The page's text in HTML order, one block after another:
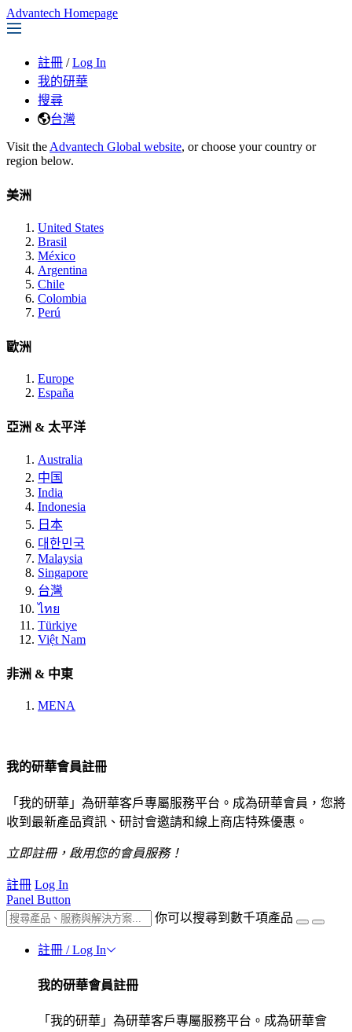
Advantech Homepage
註冊 / Log In
我的研華
搜尋
台灣
Visit the Advantech Global website, or choose your country or
region below.
美洲
United States
Brasil
México
Argentina
Chile
Colombia
Perú
歐洲
Europe
España
亞洲 & 太平洋
Australia
中国
India
Indonesia
日本
대한민국
Malaysia
Singapore
台灣
ไทย
Türkiye
Việt Nam
非洲 & 中東
MENA
我的研華會員註冊
「我的研華」為研華客戶專屬服務平台。成為研華會員，您將
收到最新產品資訊、研討會邀請和線上商店特殊優惠。
立即註冊，啟用您的會員服務！
註冊 Log In
Panel Button
你可以搜尋到數千項產品
註冊 / Log In
我的研華會員註冊
「我的研華」為研華客戶專屬服務平台。成為研華會